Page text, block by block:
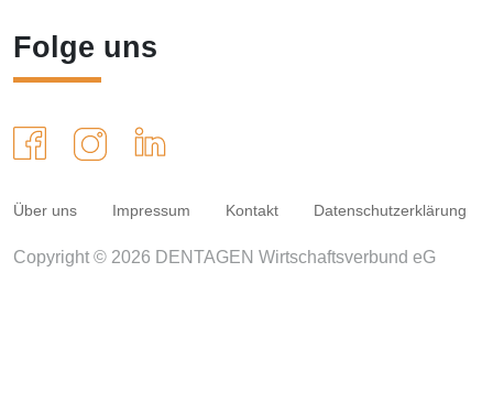
Folge uns
Über uns Impressum Kontakt Datenschutzerklärung
Copyright © 2026 DENTAGEN Wirtschaftsverbund eG